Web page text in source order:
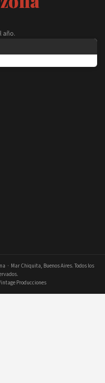
año.
· Mar Chiquita, Buenos Aires. Todos los
Producciones